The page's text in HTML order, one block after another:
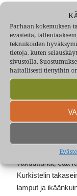
Parhaan kokemuksen
evästeitä,
tekniikoiden
tietoja, kuten
sivustolla.
haitallisesti tiettyihin
loppuun asti piti
vai viekö
Suomenjoutsen
tiennyt, että
olemassa. Pidin
pelasti. Myös
Isompana
seikkailut ja
josta on
Minua
että mistä se ääni
vakuuttunut, että
Kurkistelin
lamput ja